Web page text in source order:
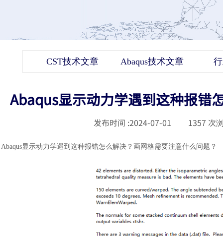
CST技术文章 Abaqus技术文章
Abaqus显示动力学遇到这种报错
发布时间 :2024-07-01 1357 次
Abaqus显示动力学遇到这种报错怎么解决？画网格需要注意什么问题？